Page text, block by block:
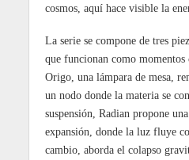
cosmos, aquí hace visible la
La serie se compone de tres
que funcionan como momentos
Origo, una lámpara de mesa,
un nodo donde la materia se
suspensión, Radian propone
expansión, donde la luz fluye
cambio, aborda el colapso